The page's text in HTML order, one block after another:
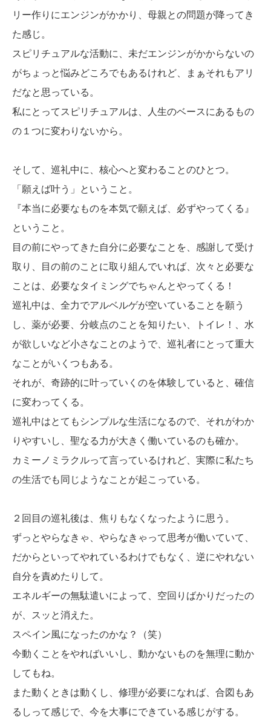
リー作りにエンジンがかかり、母親との問題が降ってき
た感じ。
スピリチュアルな活動に、未だエンジンがかからないの
がちょっと悩みどころでもあるけれど、まぁそれもアリ
だなと思っている。
私にとってスピリチュアルは、人生のベースにあるもの
の１つに変わりないから。
そして、巡礼中に、核心へと変わることのひとつ。
「願えば叶う」ということ。
『本当に必要なものを本気で願えば、必ずやってくる』
ということ。
目の前にやってきた自分に必要なことを、感謝して受け
取り、目の前のことに取り組んでいれば、次々と必要な
ことは、必要なタイミングでちゃんとやってくる！
巡礼中は、全力でアルベルゲが空いていることを願う
し、薬が必要、分岐点のことを知りたい、トイレ！、水
が欲しいなど小さなことのようで、巡礼者にとって重大
なことがいくつもある。
それが、奇跡的に叶っていくのを体験していると、確信
に変わってくる。
巡礼中はとてもシンプルな生活になるので、それがわか
りやすいし、聖なる力が大きく働いているのも確か。
カミーノミラクルって言っているけれど、実際に私たち
の生活でも同じようなことが起こっている。
２回目の巡礼後は、焦りもなくなったように思う。
ずっとやらなきゃ、やらなきゃって思考が働いていて、
だからといってやれているわけでもなく、逆にやれない
自分を責めたりして。
エネルギーの無駄遣いによって、空回りばかりだったの
が、スッと消えた。
スペイン風になったのかな？（笑）
今動くことをやればいいし、動かないものを無理に動か
してもね。
また動くときは動くし、修理が必要になれば、合図もあ
るしって感じで、今を大事にできている感じがする。